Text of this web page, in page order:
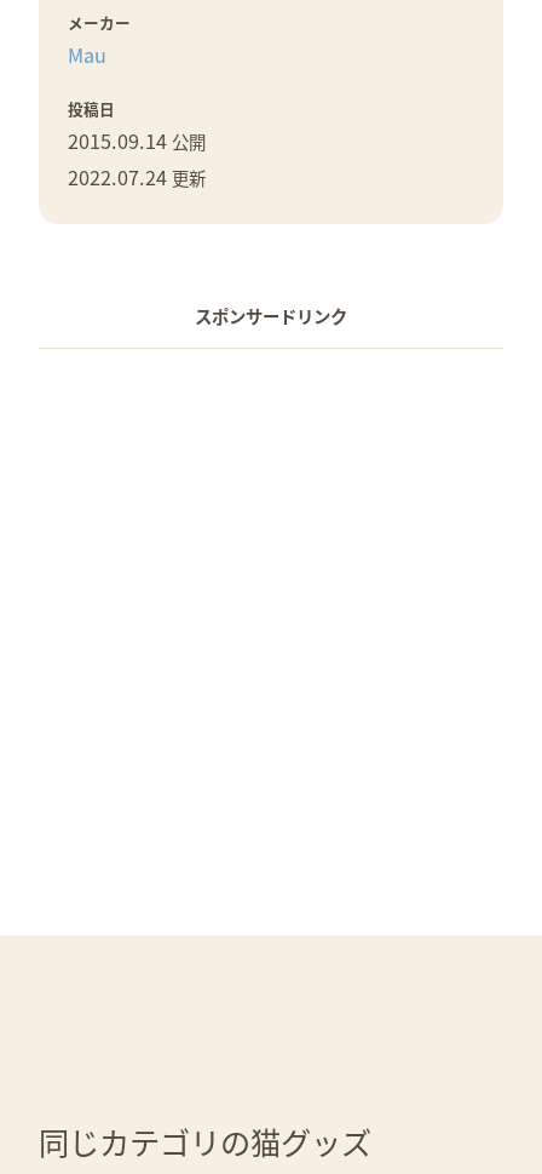
メーカー
Mau
投稿日
2015.09.14 公開
2022.07.24 更新
スポンサードリンク
同じカテゴリの猫グッズ